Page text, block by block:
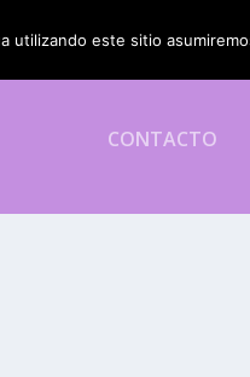
CONTACTO
utilizando este sitio